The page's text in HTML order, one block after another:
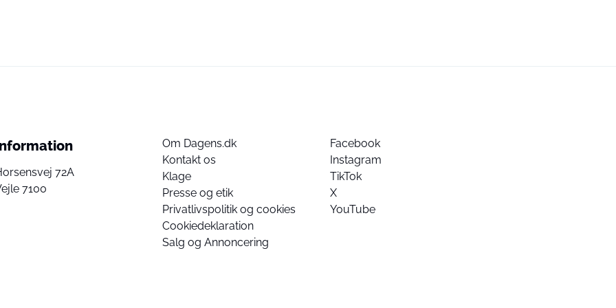
72A
7100
Om Dagens.dk
Kontakt os
Klage
Presse og etik
Privatlivspolitik og cookies
Cookiedeklaration
Salg og Annoncering
Facebook
Instagram
TikTok
X
YouTube